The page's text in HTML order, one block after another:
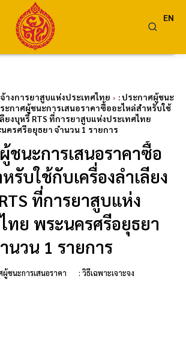
EN
างการยาสูบแห่งประเทศไทย
: ประกาศผู้ชนะ
ะกาศผู้ชนะการเสนอราคาซื้ออะไหล่สำหรับใช้
ยงบุหรี่ RTS ที่การยาสูบแห่งประเทศไทย
ครศรีอยุธยา จำนวน 1 รายการ
ชนะการเสนอราคาซื้อ
รับใช้กับเครื่องลำเลียง
ที่การยาสูบแห่ง
ทย พระนครศรีอยุธยา
นวน 1 รายการ
ผู้ชนะการเสนอราคา : วิธีเฉพาะเจาะจง